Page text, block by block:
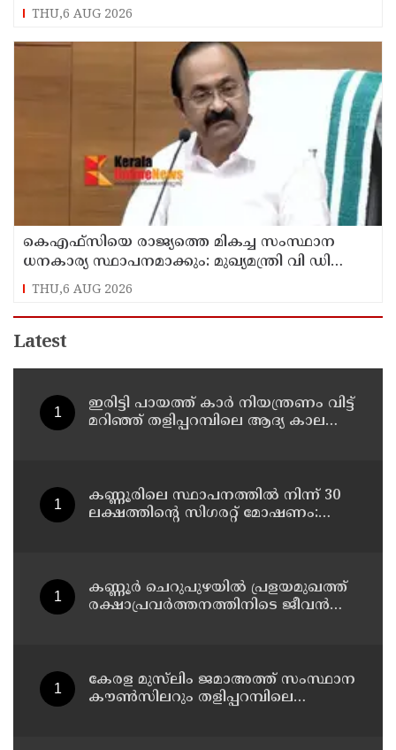
THU,6 AUG 2026
കെഎഫ്‌സിയെ രാജ്യത്തെ മികച്ച സംസ്ഥാന
ധനകാര്യ സ്ഥാപനമാക്കും: മുഖ്യമന്ത്രി വി ഡി
സതീശൻ
THU,6 AUG 2026
Latest
ഇരിട്ടി പായത്ത് കാർ നിയന്ത്രണം വിട്ട്
മറിഞ്ഞ് തളിപ്പറമ്പിലെ ആദ്യ കാല
കണ്ണൂരിലെ സ്ഥാപനത്തിൽ നിന്ന് 30
ലക്ഷത്തിന്റെ സിഗരറ്റ് മോഷണം:
കണ്ണൂർ ചെറുപുഴയിൽ പ്രളയമുഖത്ത്
രക്ഷാപ്രവർത്തനത്തിനിടെ ജീവൻ
കേരള മുസ്‌ലിം ജമാഅത്ത് സംസ്ഥാന
കൗൺസിലറും തളിപ്പറമ്പിലെ